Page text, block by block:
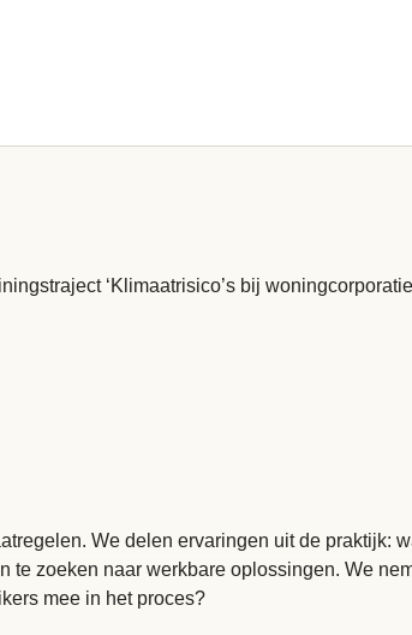
‘Klimaatrisico’s bij
We delen ervaringen uit de praktijk:
zoeken naar werkbare oplossingen. We
mee in het proces?